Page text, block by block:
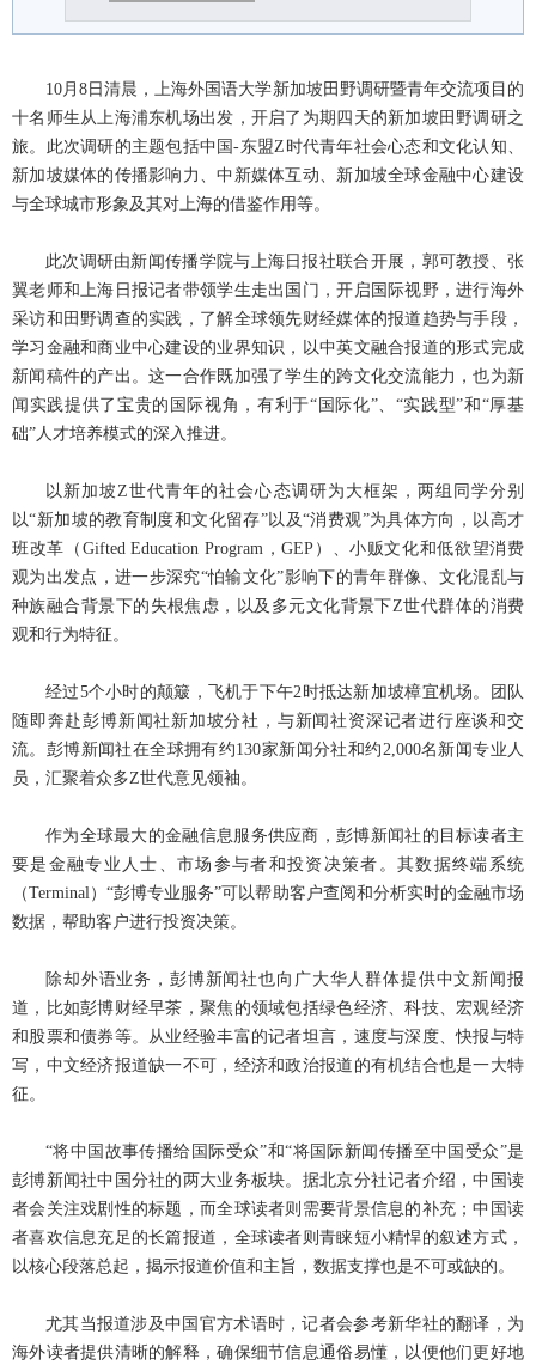
10月8 日清晨，上海外国语大学新加坡田野调研暨青年交流项目的
十名师生从上海浦东机场出发，开启了为期四天的新加坡田野调研之
旅。此次调研的主题包括中国-东盟Z 时代青年社会心态和文化认知、
新加坡媒体的传播影响力、中新媒体互动、新加坡全球金融中心建设
与全球城市形象及其对上海的借鉴作用等。
此次调研由新闻传播学院与上海日报社联合开展，郭可教授、张
翼老师和上海日报记者带领学生走出国门，开启国际视野，进行海外
采访和田野调查的实践，了解全球领先财经媒体的报道趋势与手段，
学习金融和商业中心建设的业界知识，以中英文融合报道的形式完成
新闻稿件的产出。这一合作既加强了学生的跨文化交流能力，也为新
闻实践提供了宝贵的国际视角，有利于“国际化”、“实践型”和“厚基
础”人才培养模式的深入推进。
以新加坡Z世代青年的社会心态调研为大框架，两组同学分别
以“新加坡的教育制度和文化留存”以及“消费观”为具体方向，以高才
班改革（ Gifted Education Program，GEP ）、小贩文化和低欲望消费
观为出发点，进一步深究“怕输文化”影响下的青年群像、文化混乱与
种族融合背景下的失根焦虑，以及多元文化背景下Z世代群体的消费
观和行为特征。
经过5个小时的颠簸，飞机于下午2时抵达新加坡樟宜机场。团队
随即奔赴彭博新闻社新加坡分社，与新闻社资深记者进行座谈和交
流。彭博新闻社在全球拥有约130家新闻分社和约2,000名新闻专业人
员，汇聚着众多Z世代意见领袖。
作为全球最大的金融信息服务供应商，彭博新闻社的目标读者主
要是金融专业人士、市场参与者和投资决策者。其数据终端系统
（Terminal）“彭博专业服务”可以帮助客户查阅和分析实时的金融市场
数据，帮助客户进行投资决策。
除却外语业务，彭博新闻社也向广大华人群体提供中文新闻报
道，比如彭博财经早茶，聚焦的领域包括绿色经济、科技、宏观经济
和股票和债券等。从业经验丰富的记者坦言，速度与深度、快报与特
写，中文经济报道缺一不可，经济和政治报道的有机结合也是一大特
征。
“将中国故事传播给国际受众”和“将国际新闻传播至中国受众”是
彭博新闻社中国分社的两大业务板块。据北京分社记者介绍，中国读
者会关注戏剧性的标题，而全球读者则需要背景信息的补充；中国读
者喜欢信息充足的长篇报道，全球读者则青睐短小精悍的叙述方式，
以核心段落总起，揭示报道价值和主旨，数据支撑也是不可或缺的。
尤其当报道涉及中国官方术语时，记者会参考新华社的翻译，为
海外读者提供清晰的解释，确保细节信息通俗易懂，以便他们更好地